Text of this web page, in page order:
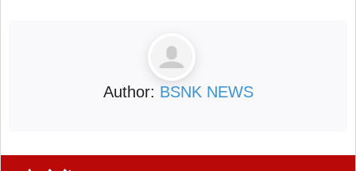
Author: BSNK NEWS